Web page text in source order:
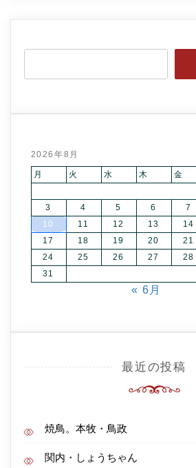
2026年8月
月 火 水 木 金
3
4 5 6 7
10
11 12 13 14
17
18 19 20 21
24
25 26 27 28
31
« 6月
最近の投稿
焼鳥。本牧・鳥政
関内・しょうちゃん